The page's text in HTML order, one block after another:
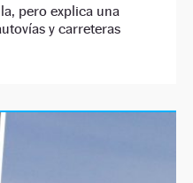
pero explica una
y carreteras